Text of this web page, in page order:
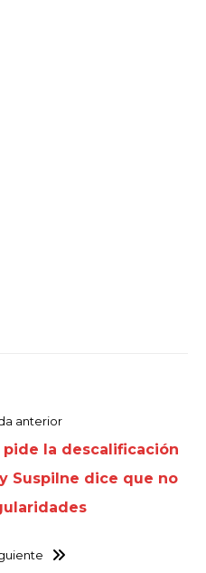
anterior
pide la descalificación
Suspilne dice que no